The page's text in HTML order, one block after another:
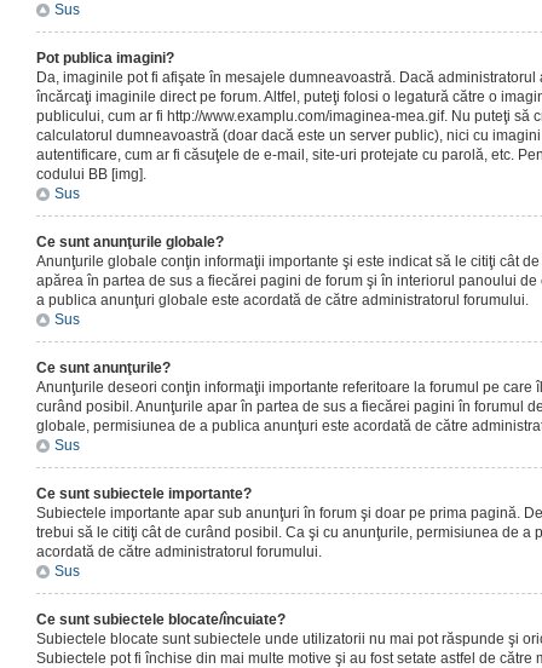
Sus
Pot publica imagini?
Da, imaginile pot fi afişate în mesajele dumneavoastră. Dacă
încărcaţi imaginile direct pe forum. Altfel, puteţi folosi o legatură către o
publicului, cum ar fi http://www.examplu.com/imaginea-mea.gif. Nu puteţi să
calculatorul dumneavoastră (doar dacă este un server public), nici cu
autentificare, cum ar fi căsuţele de e-mail, site-uri protejate cu parolă, etc.
codului BB [img].
Sus
Ce sunt anunţurile globale?
Anunţurile globale conţin informaţii importante şi este indicat să le citiţi cât
apărea în partea de sus a fiecărei pagini de forum şi în interiorul panoului
a publica anunţuri globale este acordată de către administratorul forumului.
Sus
Ce sunt anunţurile?
Anunţurile deseori conţin informaţii importante referitoare la forumul pe care
curând posibil. Anunţurile apar în partea de sus a fiecărei pagini în forumul
globale, permisiunea de a publica anunţuri este acordată de către
Sus
Ce sunt subiectele importante?
Subiectele importante apar sub anunţuri în forum şi doar pe prima pagină.
trebui să le citiţi cât de curând posibil. Ca şi cu anunţurile, permisiunea de a
acordată de către administratorul forumului.
Sus
Ce sunt subiectele blocate/încuiate?
Subiectele blocate sunt subiectele unde utilizatorii nu mai pot răspunde şi
Subiectele pot fi închise din mai multe motive şi au fost setate astfel de către